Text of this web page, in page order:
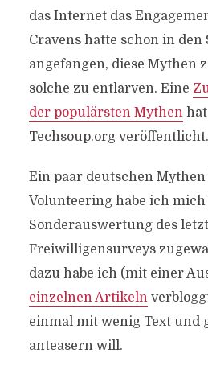
das Internet das
Cravens hatte schon in
angefangen, diese Mythen
solche zu entlarven. Eine
der populärsten Mythenhat
Techsoup.org veröffentlicht.
Ein paar deutschen
Volunteering habe ich
Sonderauswertung des
Freiwilligensurveys
dazu habe ich (mit einer
einzelnen Artikeln
einmal mit wenig Text und
anteasern will.